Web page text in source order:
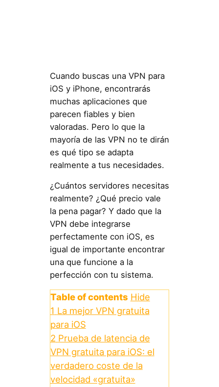
Cuando buscas una VPN para
iOS y iPhone, encontrarás
muchas aplicaciones que
parecen fiables y bien
valoradas. Pero lo que la
mayoría de las VPN no te dirán
es qué tipo se adapta
realmente a tus necesidades.
¿Cuántos servidores necesitas
realmente? ¿Qué precio vale
la pena pagar? Y dado que la
VPN debe integrarse
perfectamente con iOS, es
igual de importante encontrar
una que funcione a la
perfección con tu sistema.
Table of contents Hide
1 La mejor VPN gratuita
para iOS
2 Prueba de latencia de
VPN gratuita para iOS: el
verdadero coste de la
velocidad «gratuita»